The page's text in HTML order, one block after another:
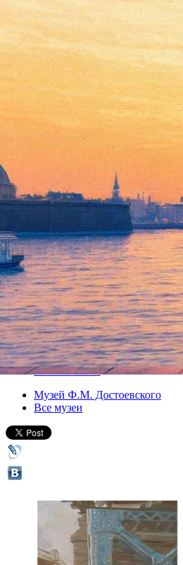
Николая
17 апреля 2012, вторник-13 мая
Версия для печати
Все выставки
Музей Ф.М. Достоевского
Все музеи